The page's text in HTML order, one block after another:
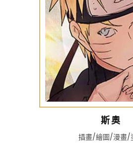
斯奧
插畫/繪圖/漫畫/